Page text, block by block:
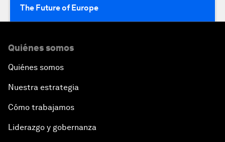
The Future of Europe
Quiénes somos
Quiénes somos
Nuestra estrategia
Cómo trabajamos
Liderazgo y gobernanza